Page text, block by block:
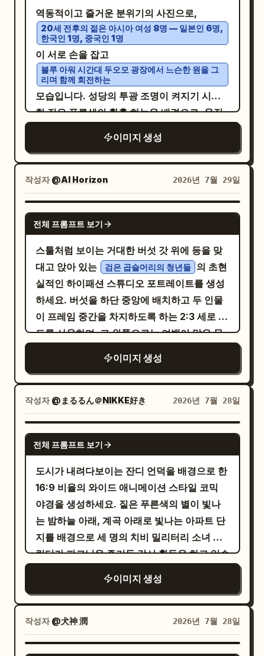
하트, 로고, 워터마크, 캡션 또는 소셜 미디어
UI를 추가하지 마십시오. 구성을 중앙에 맞추고
포스터 템플릿의 느낌을 그대로 유지하십시오.
트: 「今すぐヤ〇トの集荷呼べ！！今日
中！！熊本に支援物資を送るから！！」. 놀
란 반응 근처에 효과음 「びくっ」 추가. 3. 패
널 3, 설명 및 상황 악화: 상사가 앞으로 몸을 숙
이며 왼쪽의 거대한 삐죽삐죽한 말풍선에 「は
ぁ!?」라고 소리침. 젊은 직원은 식은땀을 흘리
며 불안하게 상사 쪽을 돌아보고, 오른쪽의 둥
근 말풍선에 「く、熊本ですか……？配送スト
ップしてると思いますが……」라고 말함. 햄
스터는 작은 키보드를 빠르게 타이핑하며 둥근
말풍선에 「はい、どの配送会社も熊本への配
送は全域ストップしてます」라고 말하고, 작
은 타이핑 효과음 「カタカタカタ」를 추가. 4.
패널 4, 암울한 반전: 배경이 짙은 그림자로 거
의 검게 변함. 상단 중앙 근처의 벽시계는 약 6
시 30분을 가리킴. 젊은 직원은 오른쪽에 창백
하고 지친 모습으로, 초점 없는 흰 눈과 식은땀,
무력한 공포의 표정을 짓고 있음. 햄스터는 왼
쪽에 작은 키보드 뒤에서 역시 초점 없는 흰 눈
으로 앞발을 책상에 올리고 있음. 왼쪽 상단의
거대한 삐죽삐죽한 말풍선 내용: 「そんなの無
理を通してこい！！話せばどっかしら受け取
ってくれるだろ！！片っ端から当たれ！！」.
마지막 분위기는 냉소적인 공포와 직장 내 부조
리. 텍스트 제약: 일본어 대사는 위와 같이 정확
사용. 검열된 회사명은 실제 브랜드가 아닌
마크, 페이지 번호는 넣지 말 것. 구성 제약: 페
이지는 정확히 4개의 패널, 정확히 3명의 반복
되는 캐릭터, 1개의 미니어처 햄스터 워크스테
이션, 1개의 젊은 직원을 위한 일반 워크스테이
션, 마지막 패널에만 보이는 1개의 벽시계를 포
함해야 함. 귀여운 햄스터와 암울하고 과로에
시달리는 사무실 드라마 사이의 대비를 강조할
것.
개, 비에 젖은 어두운 대지, 그리고 잔혹한 역사
적 전쟁 분위기를 연출하세요. 스타일은 사실
적인 다크 판타지 콘셉트 아트여야 하며, 매우
상세하고 거칠며 웅장한 규모여야 합니다. 현
대적인 물체, 텍스트, 워터마크는 포함하지 마
세요.
를 착용하고 있으며, 전투를 준비하거나 행군
하는 모습으로 뒷모습을 보이고 있습니다. 중
간 지점에는 계곡을 가로질러 길게 뻗은 거대한
군대 행렬, 지면 낮게 깔린 연기, 흩어진 불길,
휘저어진 진흙, 부서진 방패, 그리고 오른쪽에
서 형성되는 혼란스러운 돌격 장면을 묘사하세
요. 먼 배경에는 안개에 부분적으로 가려진 언
덕 위의 요새화된 중세 도시나 성을 포함하고,
그 뒤로 여러 개의 연기 기둥이 솟아오르게 하
세요. 하늘은 무거운 폭풍 구름으로 가득 차 있
고 지평선 근처에는 차가운 회색 빛이 비칩니
다. 철회색, 진흙 갈색, 짙은 녹색, 바랜 빨간색,
연기 검은색의 채도가 낮은 색감을 사용하세
요. 고예산 역사 서사 영화의 한 장면처럼 연출
명, 상세한 갑옷 질감, 영화적 깊이감, 그리고
거친 전장의 사실감을 살리세요. 현대적인 물
체, 텍스트, 깔끔한 판타지풍의 광택, 눈에 띄는
워터마크는 포함하지 마세요.
역동적이고 즐거운 분위기의 사진으로,
20세 전후의 젊은 아시아 여성 8명 — 일본인 6명,
한국인 1명, 중국인 1명
이 서로 손을 잡고
블루 아워 시간대 두오모 광장에서 느슨한 원을 그
리며 함께 회전하는
모습입니다. 성당의 투광 조명이 켜지기 시작
한 짙은 푸른색의 황혼 하늘을 배경으로, 움직
정면으로 바라보는 2~3명의 여성은 뚜렷하고
선명한 동아시아인의 이목구비와 진심 어린 웃
음을 짓고 있으며, 나머지 인물들은 회전하는
동작의 자연스러운 흐림 효과와 어우러지도록
옆모습이나 부드럽게 번진 모습으로 포착되었
습니다. 투광 조명이 얼굴을 비추는 부분에는
피부의 사실적인 표면 하 산란(subsurface
scattering)이 나타나며, 밝게 비춰진 인물들
에게는 미세한 하이라이트가 보이고 자연스러
운 피부 질감이 유지됩니다. 그룹 내 여성들의
헤어스타일은 다양하며, 회전하는 동작에 따라
머리카락이 바깥쪽으로 휘날리고 원심력에 의
해 머리카락 가닥들이 공중에 흩날립니다. 이
패셔너블한 코트와 보석 톤의 슬립 드레스를 절충
적이면서도 조화롭게 매치한
의상을 입고 있으며, 회전함에 따라 옷자락이
바깥쪽으로 퍼집니다. 조명은 마지막 짙은 푸
른색의 주변 황혼 빛과 이제 막 켜진 성당의 따
뜻한 건축용 투광 조명이 섞여 그룹 전체에 강
렬한 쿨톤과 웜톤의 대비를 만들어냅니다. 그
림자 영역에는 미세한 ISO 400 필름 그레인이
깔려 있습니다. 화면 비율 2:3. 워터마크 없음,
텍스트 오버레이 없음, 만화 아님, 일러스트 아
님, 애니메이션 아님.
이미지 생성
작성자@AI Horizon 2026년 7월 29일
GPT IMAGE 2
전체 프롬프트 보기
스툴처럼 보이는 거대한 버섯 갓 위에 등을 맞
대고 앉아 있는
검은 곱슬머리의 청년들 의 초현
실적인 하이패션 스튜디오 포트레이트를 생성
하세요. 버섯을 하단 중앙에 배치하고 두 인물
이 프레임 중간을 차지하도록 하는 2:3 세로 구
도를 사용하며, 그 위쪽으로는 여백이 많은 무
반점이 있는 두꺼운 베이지색 줄기와 거대하고
둥근 갓을 가지고 있으며, 갓 윗부분은 가장자
리에 올이 풀린 솔기가 있는 빛바랜 파란색 데
님 소재로 덮여 있고 밑면은 황갈색입니다. 왼
쪽 인물은 다크 브라운 오버사이즈 재킷, 다크
브라운 버튼 셔츠, 헐렁한 다크 팬츠, 흰색 로우
탑 스니커즈를 착용하고 있으며, 다리를 벌려
버섯 가장자리에 걸치고 앉아 주머니에 손을 넣
은 채 차분하고 진지한 표정으로 왼쪽을 바라보
고 있습니다. 오른쪽 인물은 검은색 데님 재킷
안에 검은색 셔츠, 헐렁한 검은색 팬츠, 흰색 로
우탑 스니커즈를 착용하고 있으며, 같은 자세
로 다리를 늘어뜨리고 앉아 한 손은 주머니에
넣은 채 침착한 화보용 표정으로 오른쪽을 바라
보고 있습니다. 왼쪽 앞면에서 비치는 부드러
운 영화적 스튜디오 조명, 은은한 그림자, 사실
적인 피부 질감, 선명한 패션 사진 디테일, 차분
한 어스 톤 컬러, 그리고 미세한 안개가 깔린 다
이미지 생성
작성자@まるるん＠NIKKE好き 2026년 7월 28일
GPT IMAGE 2
전체 프롬프트 보기
도시가 내려다보이는 잔디 언덕을 배경으로 한
16:9 비율의 와이드 애니메이션 스타일 코믹
야경을 생성하세요. 짙은 푸른색의 별이 빛나
는 밤하늘 아래, 계곡 아래로 빛나는 아파트 단
지를 배경으로 세 명의 치비 밀리터리 소녀 캐
릭터가 피크닉을 즐기듯 감시 활동을 하고 있습
배치하세요. 첫째, 흰색 세일러 스타일 군복과
흰색 정모를 쓰고 커다란 빨간색 안경을 쓴 연
보라색 머리의 작은 소녀가 'Popcorn'이라고
적힌 거대한 빨간 팝콘 통과 핫도그 옆에 서 있
습니다. 둘째, 빨간색 포인트가 들어간 모자를
이미지 생성
작성자@犬神 潤 2026년 7월 28일